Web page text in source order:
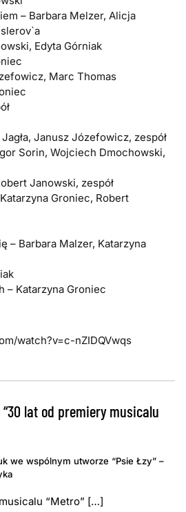
– Barbara Melzer, Alicja
Edyta Górniak
Marc Thomas
Janusz Józefowicz, zespół
Sorin, Wojciech Dmochowski,
Janowski, zespół
Groniec, Robert
– Barbara Malzer, Katarzyna
– Katarzyna Groniec
watch?v=c-nZIDQVwqs
lat od premiery musicalu
we wspólnym utworze “Psie Łzy” –
“Metro” […]